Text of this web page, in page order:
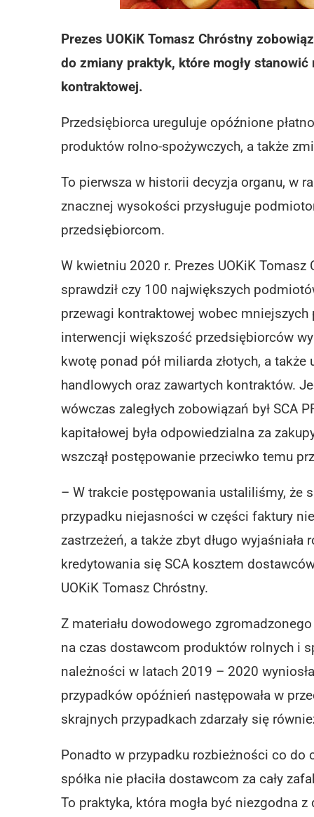
Prezes UOKiK Tomasz Chróstny
do zmiany praktyk, które mogły
kontraktowej.
Przedsiębiorca ureguluje opóźnione
produktów rolno-spożywczych, a także
To pierwsza w historii decyzja organu, w
znacznej wysokości przysługuje
przedsiębiorcom.
W kwietniu 2020 r. Prezes UOKiK
sprawdził czy 100 największych
przewagi kontraktowej wobec
interwencji większość przedsiębiorców
kwotę ponad pół miliarda złotych, a
handlowych oraz zawartych kontraktów.
wówczas zaległych zobowiązań był SCA
kapitałowej była odpowiedzialna za
wszczął postępowanie przeciwko temu
– W trakcie postępowania ustaliliśmy, że
przypadku niejasności w części faktury
zastrzeżeń, a także zbyt długo
kredytowania się SCA kosztem
UOKiK Tomasz Chróstny.
Z materiału dowodowego
na czas dostawcom produktów rolnych i
należności w latach 2019 – 2020
przypadków opóźnień następowała w
skrajnych przypadkach zdarzały się
Ponadto w przypadku rozbieżności co
spółka nie płaciła dostawcom za cały
To praktyka, która mogła być niezgodna